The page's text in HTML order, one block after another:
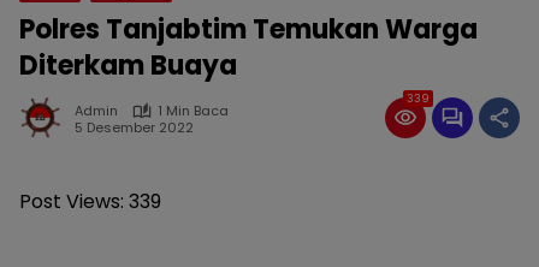
Polres Tanjabtim Temukan Warga
Diterkam Buaya
Admin
1 Min Baca
5 Desember 2022
339
Post Views: 339